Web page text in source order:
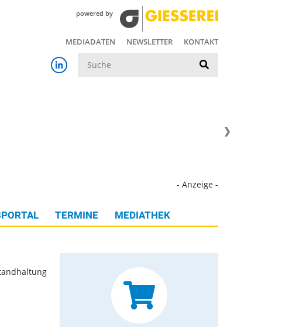
powered by
MEDIADATEN NEWSLETTER KONTAKT
- Anzeige -
TERMINE MEDIATHEK